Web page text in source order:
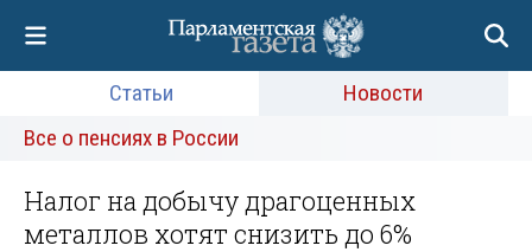
Статьи
Новости
Все о пенсиях в России
Налог на добычу драгоценных
металлов хотят снизить до 6%